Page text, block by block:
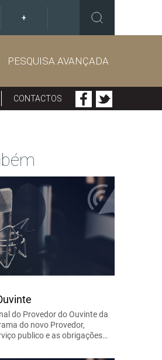
+
PESQUISA AVANÇADA
CONTACTOS
do Provedor do Ouvinte da
do novo Provedor,
publico e as obrigações…